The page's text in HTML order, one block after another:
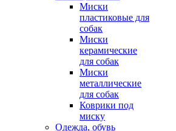
Миски
пластиковые для
собак
Миски
керамические
для собак
Миски
металлические
для собак
Коврики под
миску
Одежда, обувь